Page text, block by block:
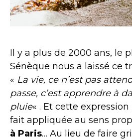
Il y a plus de 2000 ans, le
Sénèque nous a laissé ce
« La vie, ce n’est pas
passe, c’est apprendre à
pluie« . Et cette
fait appliquée au sens
à Paris… Au lieu de faire